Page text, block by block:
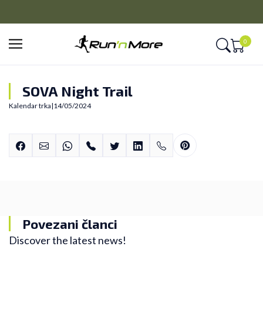
0
SOVA Night Trail
Kalendar trka|14/05/2024
Povezani članci
Discover the latest news!